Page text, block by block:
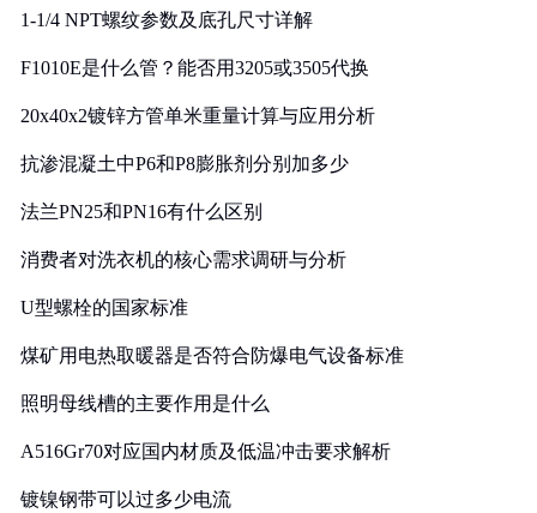
1-1/4 NPT螺纹参数及底孔尺寸详解
F1010E是什么管？能否用3205或3505代换
20x40x2镀锌方管单米重量计算与应用分析
抗渗混凝土中P6和P8膨胀剂分别加多少
法兰PN25和PN16有什么区别
消费者对洗衣机的核心需求调研与分析
U型螺栓的国家标准
煤矿用电热取暖器是否符合防爆电气设备标准
照明母线槽的主要作用是什么
A516Gr70对应国内材质及低温冲击要求解析
镀镍钢带可以过多少电流